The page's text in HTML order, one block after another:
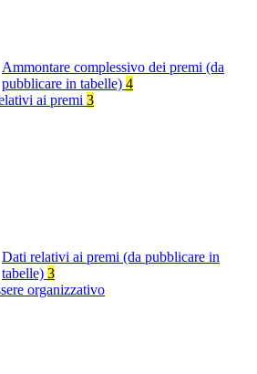
Ammontare complessivo dei premi (da
pubblicare in tabelle) 4
ai premi 3
Dati relativi ai premi (da pubblicare in
tabelle) 3
organizzativo